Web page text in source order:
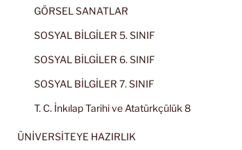
GÖRSEL SANATLAR
SOSYAL BİLGİLER 5. SINIF
SOSYAL BİLGİLER 6. SINIF
SOSYAL BİLGİLER 7. SINIF
T. C. İnkılap Tarihi ve Atatürkçülük 8
ÜNİVERSİTEYE HAZIRLIK